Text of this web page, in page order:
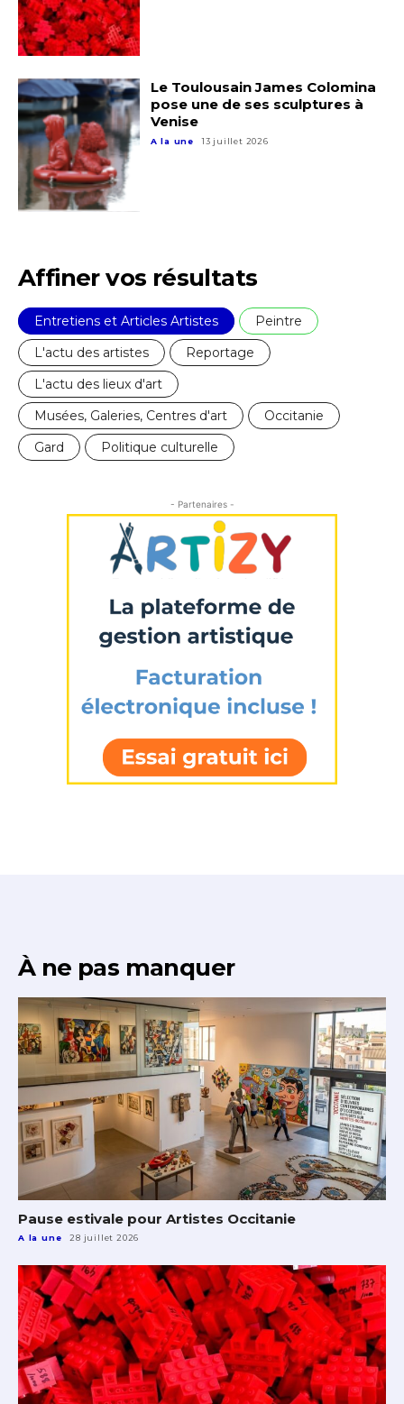
Le Toulousain James Colomina
pose une de ses sculptures à
Venise
A la une 13 juillet 2026
Affiner vos résultats
Entretiens et Articles Artistes
Peintre
L'actu des artistes
Reportage
L'actu des lieux d'art
Musées, Galeries, Centres d'art
Occitanie
Gard
Politique culturelle
- Partenaires -
À ne pas manquer
Pause estivale pour Artistes Occitanie
A la une 28 juillet 2026